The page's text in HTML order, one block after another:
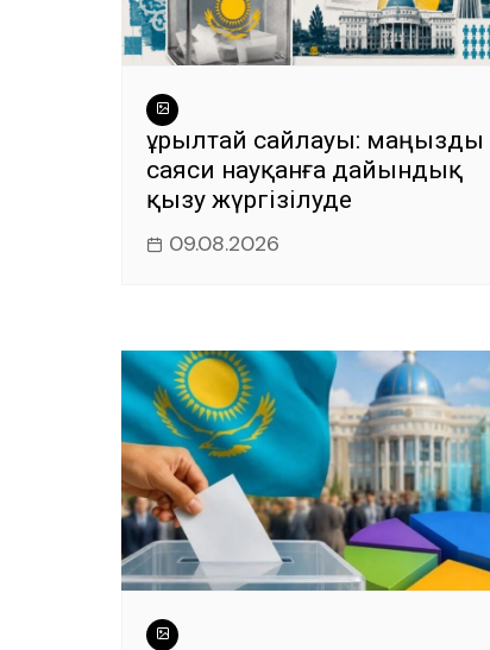
Құрылтай сайлауы: маңызды
саяси науқанға дайындық
қызу жүргізілуде
09.08.2026